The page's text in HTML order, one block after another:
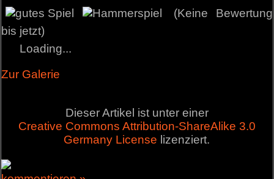
(Keine Bewertung
bis jetzt)
Loading...
Zur Galerie
Dieser Artikel ist unter einer
Creative Commons Attribution-ShareAlike 3.0
Germany License lizenziert.